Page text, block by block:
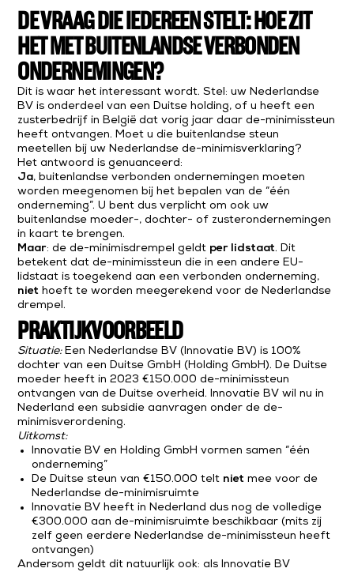
DE VRAAG DIE IEDEREEN STELT: HOE ZIT
HET MET BUITENLANDSE VERBONDEN
ONDERNEMINGEN?
Dit is waar het interessant wordt. Stel: uw Nederlandse
BV is onderdeel van een Duitse holding, of u heeft een
zusterbedrijf in België dat vorig jaar daar de-minimissteun
heeft ontvangen. Moet u die buitenlandse steun
meetellen bij uw Nederlandse de-minimisverklaring?
Het antwoord is genuanceerd:
Ja, buitenlandse verbonden ondernemingen moeten
worden meegenomen bij het bepalen van de “één
onderneming”. U bent dus verplicht om ook uw
buitenlandse moeder-, dochter- of zusterondernemingen
in kaart te brengen.
Maar: de de-minimisdrempel geldt per lidstaat. Dit
betekent dat de-minimissteun die in een andere EU-
lidstaat is toegekend aan een verbonden onderneming,
niet hoeft te worden meegerekend voor de Nederlandse
drempel.
PRAKTIJKVOORBEELD
Situatie:Een Nederlandse BV (Innovatie BV) is 100%
dochter van een Duitse GmbH (Holding GmbH). De Duitse
moeder heeft in 2023 €150.000 de-minimissteun
ontvangen van de Duitse overheid. Innovatie BV wil nu in
Nederland een subsidie aanvragen onder de de-
minimisverordening.
Uitkomst:
Innovatie BV en Holding GmbH vormen samen “één
onderneming”
De Duitse steun van €150.000 telt nietmee voor de
Nederlandse de-minimisruimte
Innovatie BV heeft in Nederland dus nog de volledige
€300.000 aan de-minimisruimte beschikbaar (mits zij
zelf geen eerdere Nederlandse de-minimissteun heeft
ontvangen)
Andersom geldt dit natuurlijk ook: als Innovatie BV